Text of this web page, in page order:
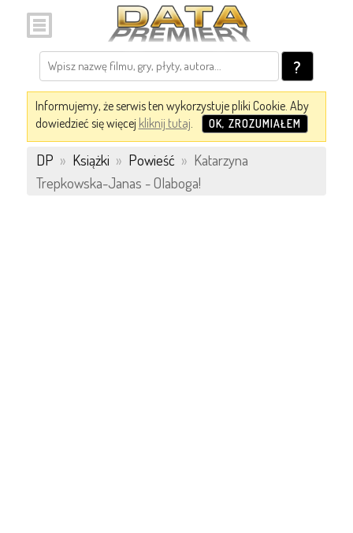
?
Informujemy, że serwis ten wykorzystuje pliki Cookie. Aby
dowiedzieć się więcej kliknij tutaj. OK, ZROZUMIAŁEM
DP » Książki » Powieść » Katarzyna
Trepkowska-Janas - Olaboga!